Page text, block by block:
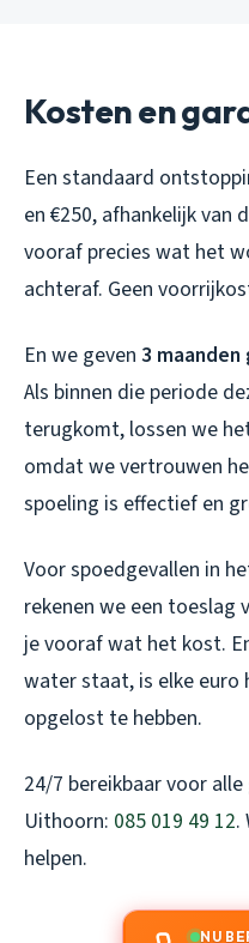
Kosten en
Een standaard
en €250, afhankelijk van
vooraf precies wat het
achteraf. Geen
En we geven 3
Als binnen die periode
terugkomt, lossen we
omdat we vertrouwen
spoeling is effectief en
Voor spoedgevallen in
rekenen we een toeslag
je vooraf wat het kost.
water staat, is elke euro
opgelost te hebben.
24/7 bereikbaar voor
Uithoorn: 085 019 49 12.
helpen.
NU